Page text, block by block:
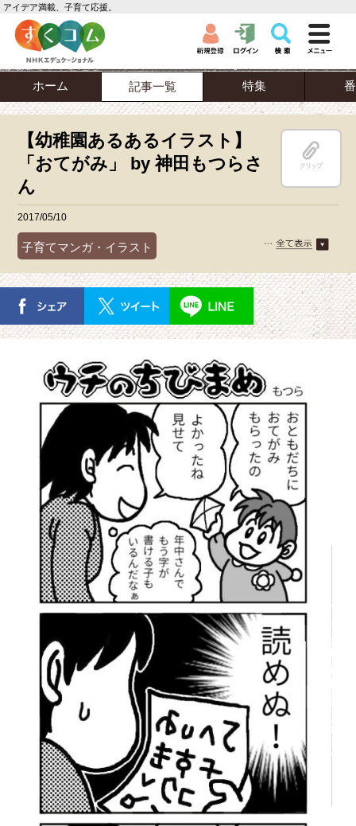
アイデア満載、子育て応援。
ホーム 記事一覧 特集
【幼稚園あるあるイラスト】
「おてがみ」 by 神田もつらさ
ん
クリップ
2017/05/10
子育てマンガ・イラスト